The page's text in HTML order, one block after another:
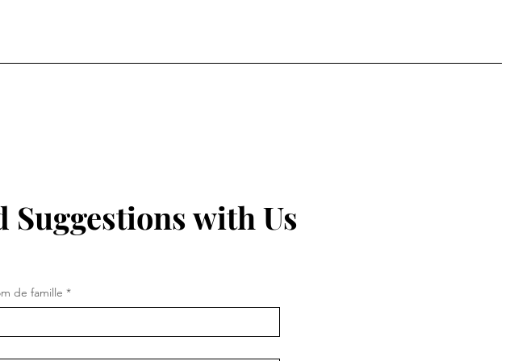
Suggestions with Us
de famille *